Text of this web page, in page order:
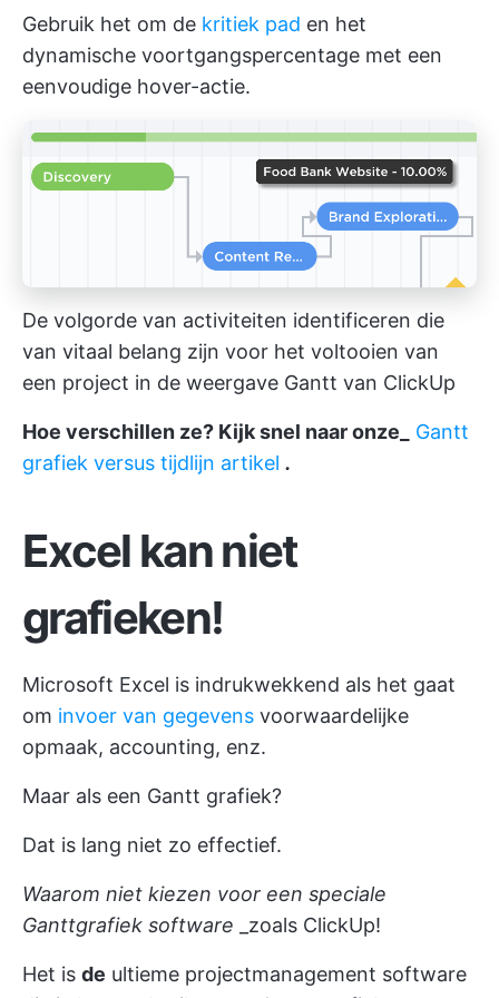
Gebruik het om de kritiek pad en het
dynamische voortgangspercentage met een
eenvoudige hover-actie.
De volgorde van activiteiten identificeren die
van vitaal belang zijn voor het voltooien van
een project in de weergave Gantt van ClickUp
Hoe verschillen ze? Kijk snel naar onze_
Gantt
grafiek versus tijdlijn artikel .
Excel kan niet
grafieken!
Microsoft Excel is indrukwekkend als het gaat
om invoer van gegevens voorwaardelijke
opmaak, accounting, enz.
Maar als een Gantt grafiek?
Dat is lang niet zo effectief.
Waarom niet kiezen voor een speciale
Ganttgrafiek software _zoals ClickUp!
Het is de ultieme projectmanagement software